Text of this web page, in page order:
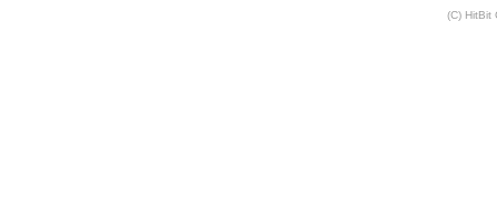
(C) HitBit